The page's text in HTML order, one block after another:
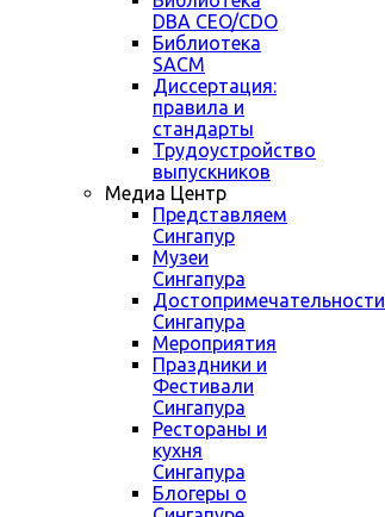
DBA CEO/CDO
Библиотека
SACM
Диссертация:
правила и
стандарты
Трудоустройство
выпускников
Медиа Центр
Представляем
Сингапур
Музеи
Сингапура
Достопримечательности
Сингапура
Мероприятия
Праздники и
Фестивали
Сингапура
Рестораны и
кухня
Сингапура
Блогеры о